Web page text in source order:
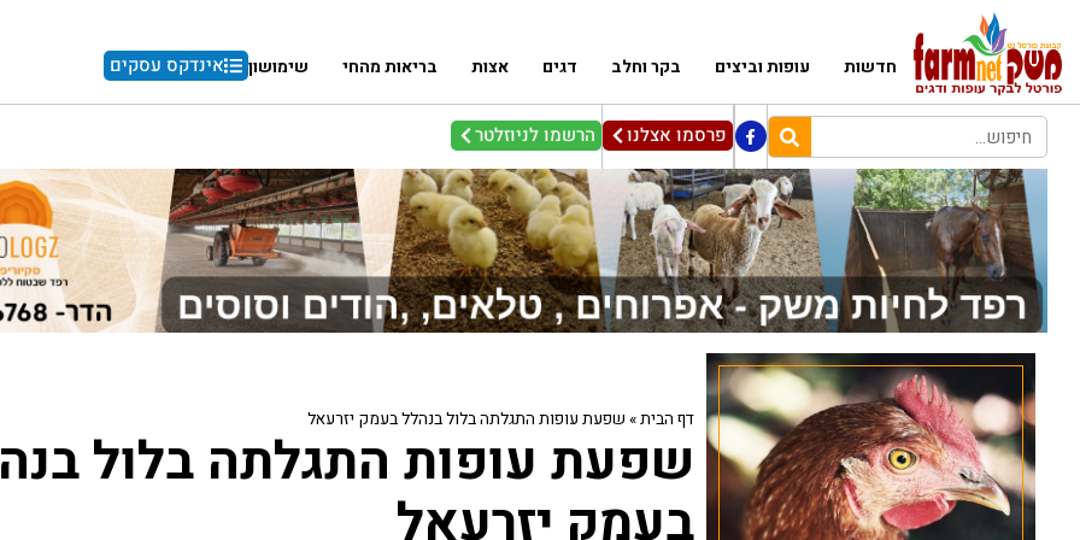
חדשות עופות וביצים בקר וחלב דגים אצות בריאות מהחי שימושון אינדקס עסקים
פרסמו אצלנו הרשמו לניוזלטר
דף הבית» שפעת עופות התגלתה בלול בנהלל בעמק יזרעאל
שפעת עופות התגלתה בלול
בעמק יזרעאל